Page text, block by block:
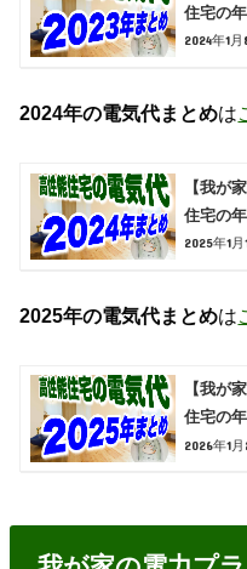
住宅の
2024年1月
2024年の電気代まとめは
【我が
住宅の
2025年1月
2025年の電気代まとめは
【我が
住宅の
2026年1月